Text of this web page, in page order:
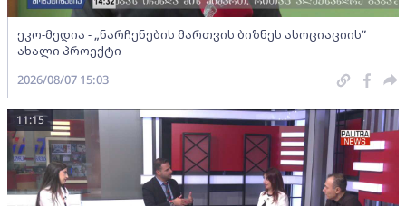
ეკო-მედია - „ნარჩენების მართვის ბიზნეს ასოციაციის”
ახალი პროექტი
2026/08/07 15:03
11:15